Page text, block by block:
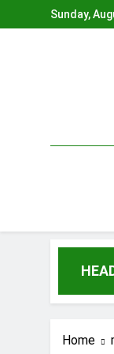
to
Sunday,
Antara
Home